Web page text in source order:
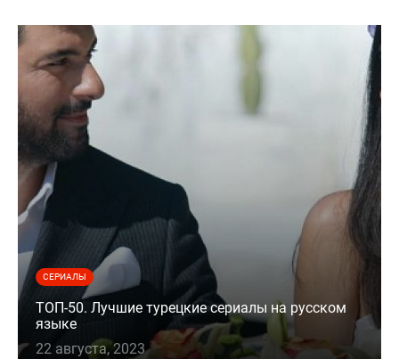
СЕРИАЛЫ
ТОП-50. Лучшие турецкие сериалы на русском
языке
22 августа, 2023